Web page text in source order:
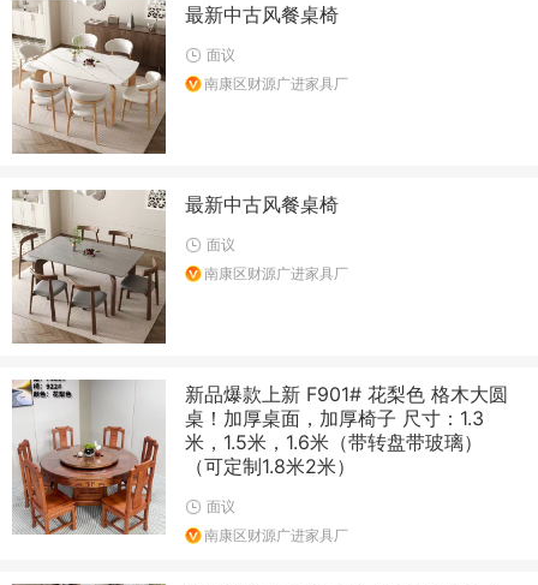
最新中古风餐桌椅
面议
南康区财源广进家具厂
最新中古风餐桌椅
面议
南康区财源广进家具厂
新品爆款上新 F901# 花梨色 格木大圆
桌！加厚桌面，加厚椅子 尺寸：1.3
米，1.5米，1.6米（带转盘带玻璃）
（可定制1.8米2米）
面议
南康区财源广进家具厂